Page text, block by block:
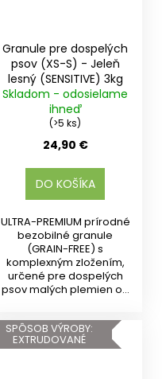
Granule pre dospelých
psov (XS-S) - Jeleň
lesný (SENSITIVE) 3kg
Skladom - odosielame
ihneď
(>5 ks)
24,90 €
DO KOŠÍKA
ULTRA-PREMIUM prírodné
bezobilné granule
(GRAIN-FREE) s
komplexným zložením,
určené pre dospelých
psov malých plemien od
SPÔSOB VÝROBY:
EXTRUDOVANÉ